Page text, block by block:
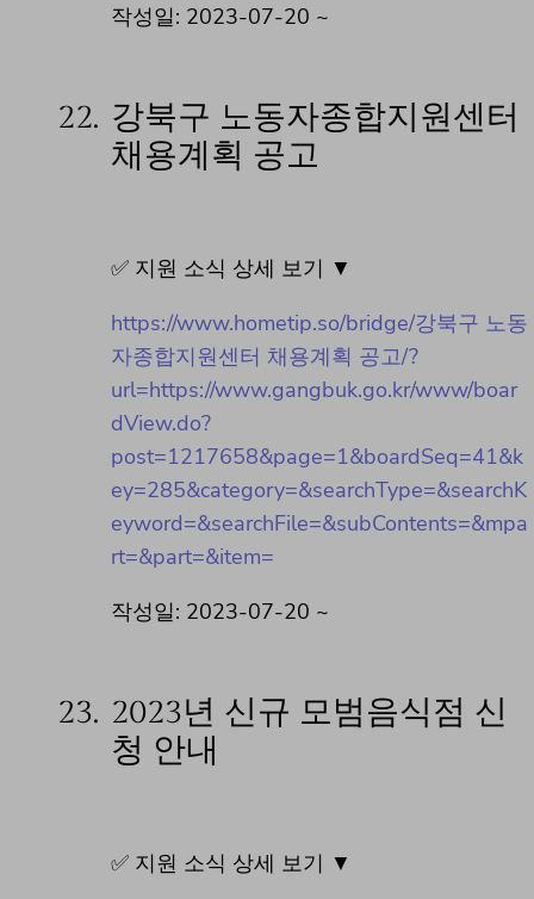
작성일: 2023-07-20 ~
22. 강북구 노동자종합지원센터
채용계획 공고
✅ 지원 소식 상세 보기 ▼
https://www.hometip.so/bridge/강북구 노동
자종합지원센터 채용계획 공고/?
url=https://www.gangbuk.go.kr/www/boar
dView.do?
post=1217658&page=1&boardSeq=41&k
ey=285&category=&searchType=&searchK
eyword=&searchFile=&subContents=&mpa
rt=&part=&item=
작성일: 2023-07-20 ~
23. 2023년 신규 모범음식점 신
청 안내
✅ 지원 소식 상세 보기 ▼